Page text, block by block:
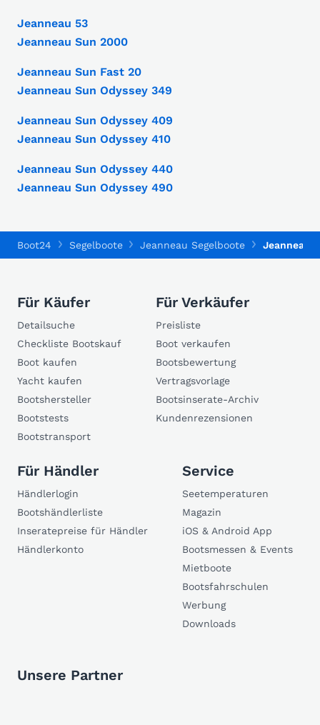
Jeanneau 53
Jeanneau Sun 2000
Jeanneau Sun Fast 20
Jeanneau Sun Odyssey 349
Jeanneau Sun Odyssey 409
Jeanneau Sun Odyssey 410
Jeanneau Sun Odyssey 440
Jeanneau Sun Odyssey 490
Boot24 Segelboote Jeanneau Segelboote Jeanneau
Für Käufer
Detailsuche
Checkliste Bootskauf
Boot kaufen
Yacht kaufen
Bootshersteller
Bootstests
Bootstransport
Für Verkäufer
Preisliste
Boot verkaufen
Bootsbewertung
Vertragsvorlage
Bootsinserate-Archiv
Kundenrezensionen
Für Händler
Händlerlogin
Bootshändlerliste
Inseratepreise für Händler
Händlerkonto
Service
Seetemperaturen
Magazin
iOS & Android App
Bootsmessen & Events
Mietboote
Bootsfahrschulen
Werbung
Downloads
Unsere Partner